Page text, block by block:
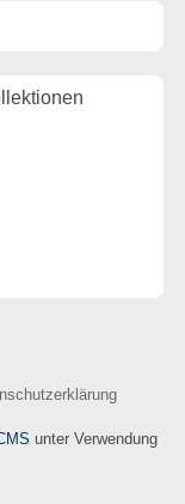
unter Verwendung